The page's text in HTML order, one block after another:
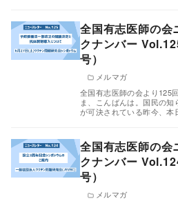
全国有志医師の会
クナンバー
号）
メルマガ
全国有志医師の会より125
ま、こんばんは。国民の
が可決されている昨今、
全国有志医師の会
クナンバー
号）
メルマガ